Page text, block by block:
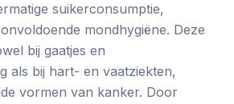
suikerconsumptie,
mondhygiëne. Deze
bij gaatjes en
als bij hart- en vaatziekten,
vormen van kanker. Door